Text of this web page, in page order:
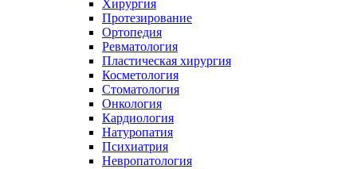
Хирургия
Протезирование
Ортопедия
Ревматология
Пластическая хирургия
Косметология
Стоматология
Онкология
Кардиология
Натуропатия
Психиатрия
Невропатология